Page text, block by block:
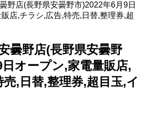
野店(長野県安曇野市)2022年6月9日
店,チラシ,広告,特売,日替,整理券,超
曇野店(長野県安曇野
オープン,家電量販店,
,日替,整理券,超目玉,イ